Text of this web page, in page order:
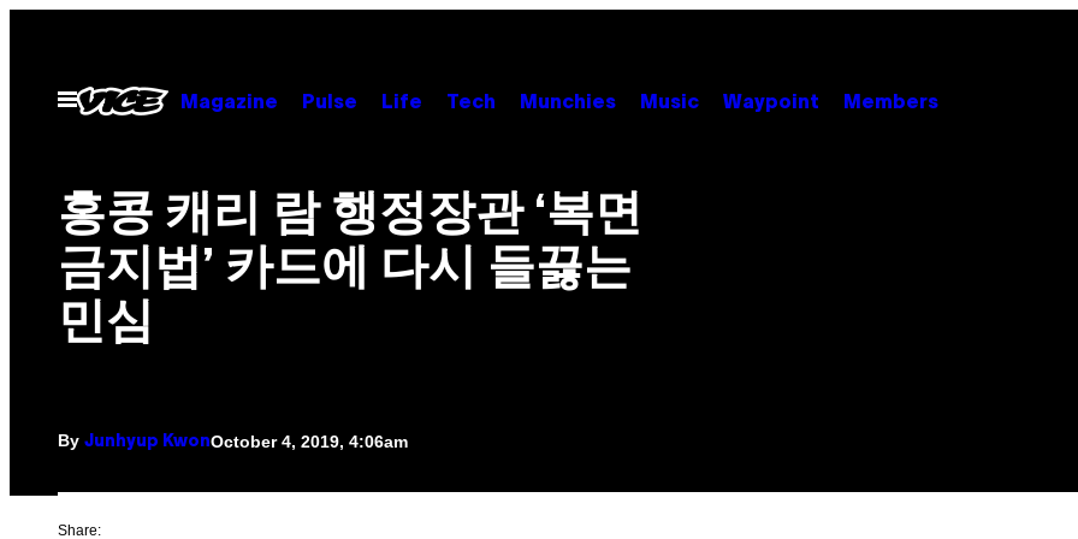
contentOpen
Menu
Magazine Pulse Life Tech Munchies Music Waypoint Members
홍콩 캐리 람 행정장관 ‘복면
금지법’ 카드에 다시 들끓는
민심​
By Junhyup KwonOctober 4, 2019, 4:06am
Share: